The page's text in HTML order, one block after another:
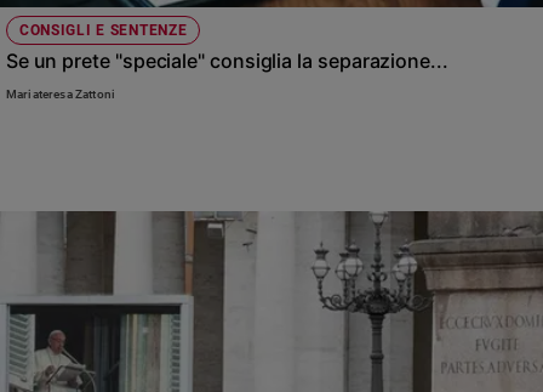
CONSIGLI E SENTENZE
Se un prete "speciale" consiglia la separazione...
Mariateresa Zattoni